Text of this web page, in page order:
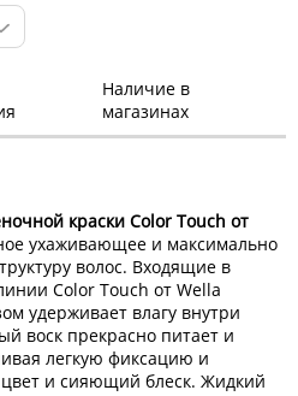
Наличие в
магазинах
краски Color Touch от
ухаживающее и максимально
волос. Входящие в
Color Touch от Wella
удерживает влагу внутри
воск прекрасно питает и
легкую фиксацию и
и сияющий блеск. Жидкий